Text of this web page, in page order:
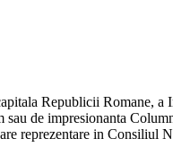
Republicii Romane,
de impresionanta
reprezentare in Consiliul